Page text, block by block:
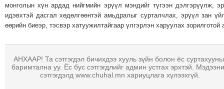
ЕРӨНХИЙЛӨГЧИЙН
СОНГУУЛИЙН
ЭРГЭН
ДҮГЭЭР
монголын хүн ардад нийгмийн эрүүл мэндийг түгээн дэлгэрүүлж,
идэвхтэй дасгал хөдөлгөөнтэй амьдралыг сурталчлах, эрүүл зан
өөрийн биеэр, тэсвэр хатуужилтайгаар үлгэрлэн харуулах
АНХААР! Та сэтгэгдэл бичихдээ хууль зүйн болон ёс
баримтална уу. Ёс бус сэтгэгдлийг админ устгах эрхтэй.
сэтгэгдэлд www.chuhal.mn хариуцлага хүлээхгүй.